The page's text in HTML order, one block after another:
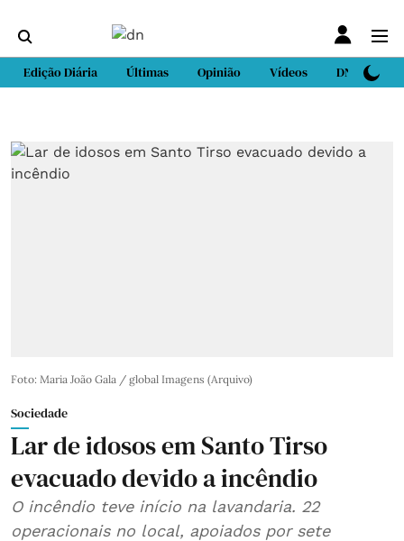
Edição Diária Últimas Opinião Vídeos DN Sport
Foto: Maria João Gala / global Imagens (Arquivo)
Sociedade
Lar de idosos em Santo Tirso
evacuado devido a incêndio
O incêndio teve início na lavandaria. 22
operacionais no local, apoiados por sete